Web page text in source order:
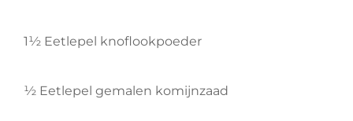
1½ Eetlepel knoflookpoeder
½ Eetlepel gemalen komijnzaad